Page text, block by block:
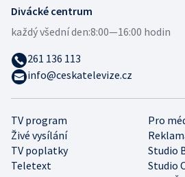
TV program
Pro
Živé vysílání
TV poplatky
Studio
Teletext
Studio
Divácké centrum
každý všední den:8:00—16:00 hodin
261 136 113
info@ceskatelevize.cz